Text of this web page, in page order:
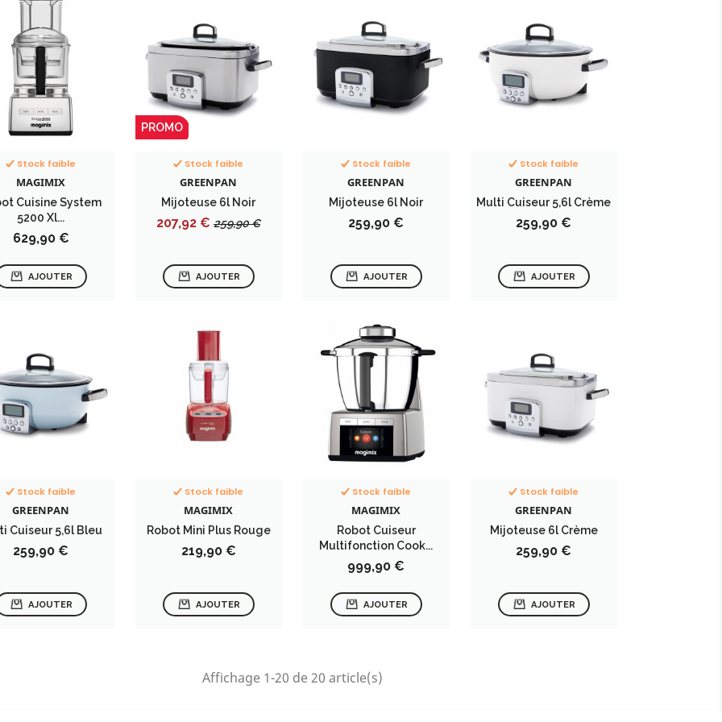
Stock faible
MAGIMIX
Cuisine System
5200 Xl...
Prix
629,90 €
AJOUTER
Stock faible
GREENPAN
Mijoteuse 6l Noir
Prix
207,92 € Prix
259,90 €
AJOUTER
PROMO
Stock faible
GREENPAN
Mijoteuse 6l Noir
Prix
259,90 €
AJOUTER
Stock faible
GREENPAN
Multi Cuiseur 5,6l Crème
Prix
259,90 €
AJOUTER
Stock faible
GREENPAN
Cuiseur 5,6l Bleu
Prix
259,90 €
AJOUTER
Stock faible
MAGIMIX
Robot Mini Plus Rouge
Prix
219,90 €
AJOUTER
Stock faible
MAGIMIX
Robot Cuiseur
Multifonction Cook...
Prix
999,90 €
AJOUTER
Stock faible
GREENPAN
Mijoteuse 6l Crème
Prix
259,90 €
AJOUTER
Affichage 1-20 de 20 article(s)